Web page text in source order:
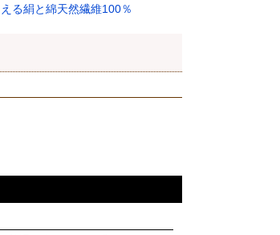
える絹と綿天然繊維100％